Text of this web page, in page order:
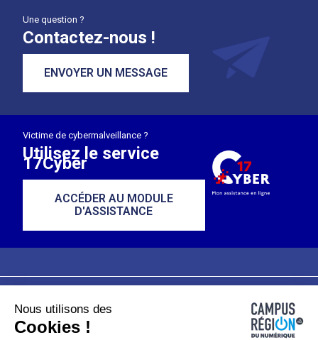
Une question ?
Contactez-nous !
ENVOYER UN MESSAGE
Victime de cybermalveillance ?
Utilisez le service
17Cyber
ACCÉDER AU MODULE
D'ASSISTANCE
Plan du site
Nous utilisons des
Cookies !